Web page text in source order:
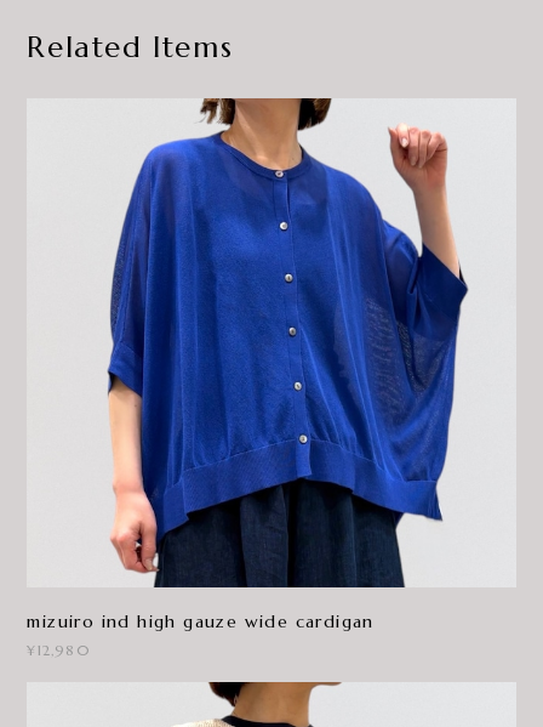
Related Items
mizuiro ind high gauze wide cardigan
¥12,980